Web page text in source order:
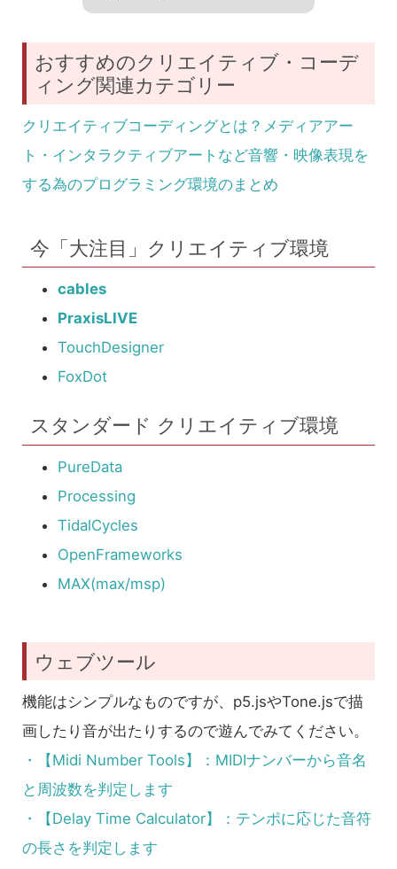
おすすめのクリエイティブ・コーデ
ィング関連カテゴリー
クリエイティブコーディングとは？メディアアー
ト・インタラクティブアートなど音響・映像表現を
する為のプログラミング環境のまとめ
今「大注目」クリエイティブ環境
cables
PraxisLIVE
TouchDesigner
FoxDot
スタンダード クリエイティブ環境
PureData
Processing
TidalCycles
OpenFrameworks
MAX(max/msp)
ウェブツール
機能はシンプルなものですが、p5.jsやTone.jsで描
画したり音が出たりするので遊んでみてください。
・【Midi Number Tools】：MIDIナンバーから音名
と周波数を判定します
・【Delay Time Calculator】：テンポに応じた音符
の長さを判定します